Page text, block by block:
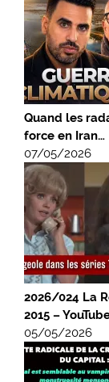
Quand les
force en Iran…
07/05/2026
2026/024 La
2015 –
05/05/2026